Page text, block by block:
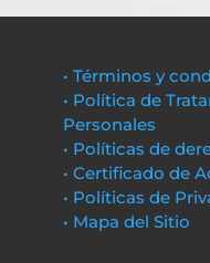
• Términos y
• Política de
Personales
• Políticas de
• Certificado de
• Políticas de
• Mapa del Sitio